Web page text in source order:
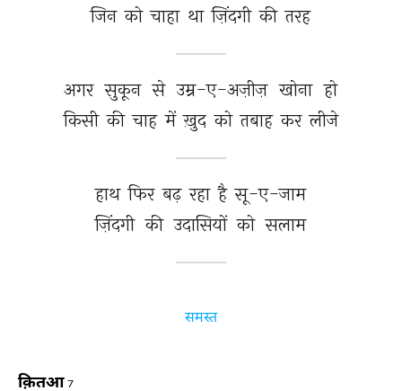
जिन को चाहा था ज़िंदगी की तरह
अगर सुकून से उम्र-ए-अज़ीज़ खोना हो
किसी की चाह में ख़ुद को तबाह कर लीजे
हाथ फिर बढ़ रहा है सू-ए-जाम
ज़िंदगी की उदासियों को सलाम
समस्त
क़ितआ 7